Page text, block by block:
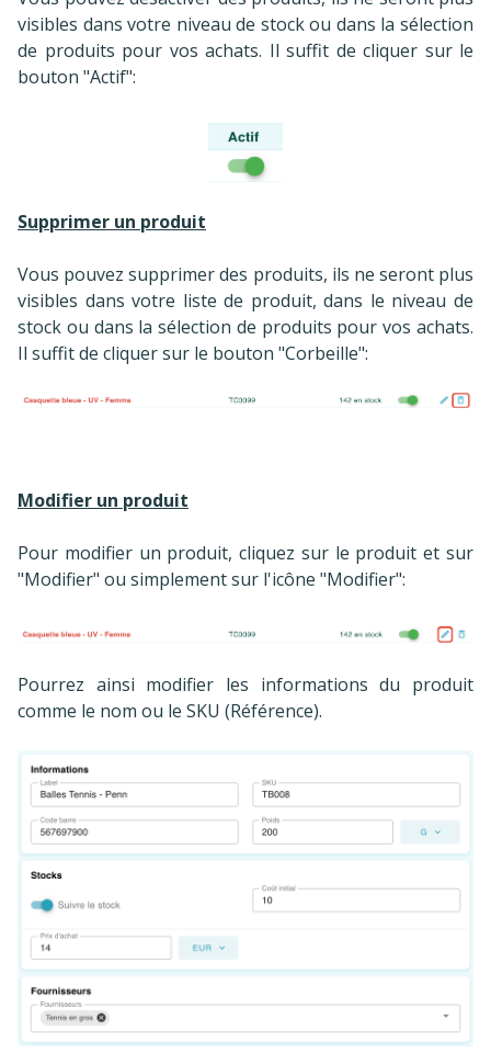
visibles dans votre niveau de stock ou dans la sélection
de produits pour vos achats. Il suffit de cliquer sur le
bouton "Actif":
Supprimer un produit
Vous pouvez supprimer des produits, ils ne seront plus
visibles dans votre liste de produit, dans le niveau de
stock ou dans la sélection de produits pour vos achats.
Il suffit de cliquer sur le bouton "Corbeille":
Modifier un produit
Pour modifier un produit, cliquez sur le produit et sur
"Modifier" ou simplement sur l'icône "Modifier":
Pourrez ainsi modifier les informations du produit
comme le nom ou le SKU (Référence).